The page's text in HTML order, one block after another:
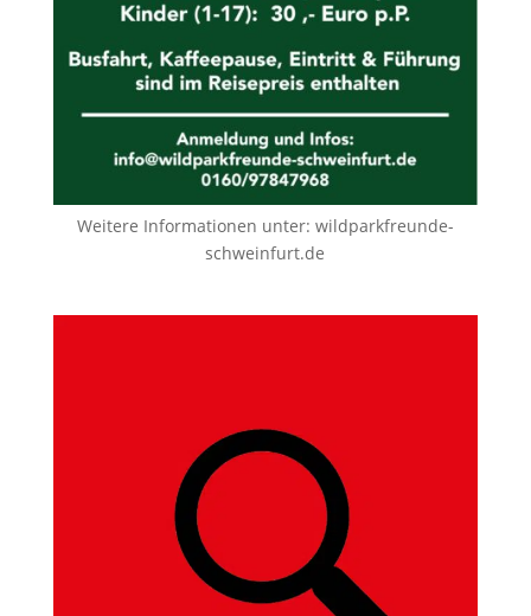
Weitere Informationen unter: wildparkfreunde-
schweinfurt.de